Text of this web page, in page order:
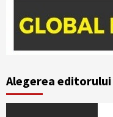
Alegerea editorului